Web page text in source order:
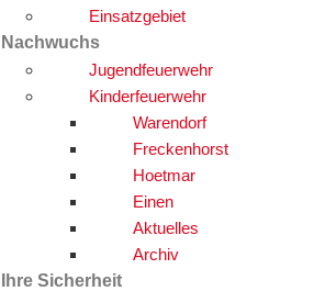
Einsatzgebiet
Nachwuchs
Jugendfeuerwehr
Kinderfeuerwehr
Warendorf
Freckenhorst
Hoetmar
Einen
Aktuelles
Archiv
Ihre Sicherheit